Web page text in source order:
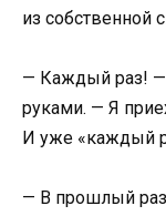
из собственной
— Каждый раз! —
руками. — Я
И уже «каждый
— В прошлый